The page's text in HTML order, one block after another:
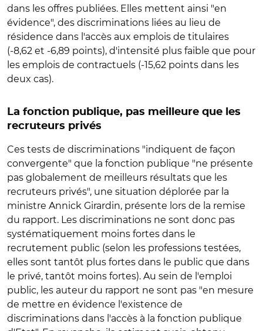
dans les offres publiées. Elles mettent ainsi "en
évidence", des discriminations liées au lieu de
résidence dans l'accès aux emplois de titulaires
(-8,62 et -6,89 points), d'intensité plus faible que pour
les emplois de contractuels (-15,62 points dans les
deux cas).
La fonction publique, pas meilleure que les
recruteurs privés
Ces tests de discriminations "indiquent de façon
convergente" que la fonction publique "ne présente
pas globalement de meilleurs résultats que les
recruteurs privés", une situation déplorée par la
ministre Annick Girardin, présente lors de la remise
du rapport. Les discriminations ne sont donc pas
systématiquement moins fortes dans le
recrutement public (selon les professions testées,
elles sont tantôt plus fortes dans le public que dans
le privé, tantôt moins fortes). Au sein de l'emploi
public, les auteur du rapport ne sont pas "en mesure
de mettre en évidence l'existence de
discriminations dans l'accès à la fonction publique